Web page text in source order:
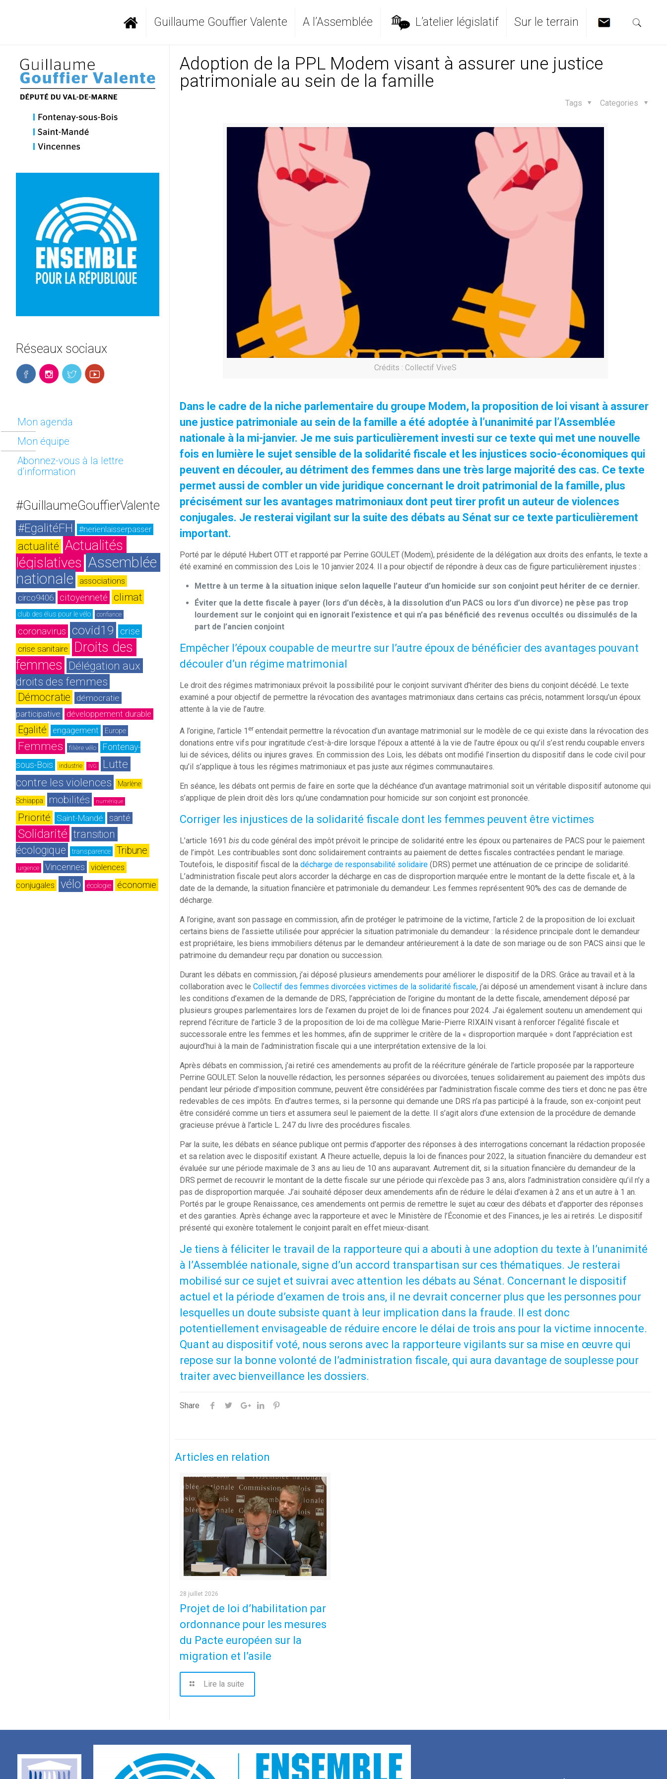
Guillaume Gouffier Valente A l’Assemblée L’atelier législatif Sur le terrain
Adoption de la PPL Modem visant à assurer une justice
patrimoniale au sein de la famille
Categories
Tags
Crédits : Collectif ViveS
Dans le cadre de la niche parlementaire du groupe Modem, la proposition de loi visant à assurer
une justice patrimoniale au sein de la famille a été adoptée à l’unanimité par l’Assemblée
nationale à la mi-janvier. Je me suis particulièrement investi sur ce texte qui met une nouvelle
fois en lumière le sujet sensible de la solidarité fiscale et les injustices socio-économiques qui
peuvent en découler, au détriment des femmes dans une très large majorité des cas. Ce texte
permet aussi de combler un vide juridique concernant le droit patrimonial de la famille, plus
précisément sur les avantages matrimoniaux dont peut tirer profit un auteur de violences
conjugales. Je resterai vigilant sur la suite des débats au Sénat sur ce texte particulièrement
important.
Porté par le député Hubert OTT et rapporté par Perrine GOULET (Modem), présidente de la délégation aux droits des enfants, le texte a
été examiné en commission des Lois le 10 janvier 2024. Il a pour objectif de répondre à deux cas de figure particulièrement injustes :
Mettre à un terme à la situation inique selon laquelle l’auteur d’un homicide sur son conjoint peut hériter de ce dernier.
Éviter que la dette fiscale à payer (lors d’un décès, à la dissolution d’un PACS ou lors d’un divorce) ne pèse pas trop
lourdement sur le conjoint qui en ignorait l’existence et qui n’a pas bénéficié des revenus occultés ou dissimulés de la
part de l’ancien conjoint
Empêcher l’époux coupable de meurtre sur l’autre époux de bénéficier des avantages pouvant
découler d’un régime matrimonial
Le droit des régimes matrimoniaux prévoit la possibilité pour le conjoint survivant d’hériter des biens du conjoint décédé. Le texte
examiné a pour objectif de permettre la révocation des avantages matrimoniaux dans certains cas précis, notamment lorsqu’un époux
attente à la vie de l’autre.
A l’origine, l’article 1 erentendait permettre la révocation d’un avantage matrimonial sur le modèle de ce qui existe dans la révocation des
donations entre vifs pour ingratitude c’est-à-dire lorsque l’époux a attenté à la vie de l’autre époux ou qu’il s’est rendu coupable envers
lui de sévices, délits ou injures graves. En commission des Lois, les débats ont modifié l’insertion du dispositif dans le code civil pour
qu’il s’applique à tous les régimes matrimoniaux et pas juste aux régimes communautaires.
En séance, les débats ont permis de faire en sorte que la déchéance d’un avantage matrimonial soit un véritable dispositif autonome qui
s’applique de plein droit dès lors qu’une condamnation pour homicide sur son conjoint est prononcée.
Corriger les injustices de la solidarité fiscale dont les femmes peuvent être victimes
L’article 1691 bisdu code général des impôt prévoit le principe de solidarité entre les époux ou partenaires de PACS pour le paiement
de l’impôt. Les contribuables sont donc solidairement contraints au paiement de dettes fiscales contractées pendant le mariage.
Toutefois, le dispositif fiscal de la décharge de responsabilité solidaire(DRS) permet une atténuation de ce principe de solidarité.
L’administration fiscale peut alors accorder la décharge en cas de disproportion marquée entre le montant de la dette fiscale et, à la
date de la demande, la situation financière et patrimoniale du demandeur. Les femmes représentent 90% des cas de demande de
décharge.
A l’origine, avant son passage en commission, afin de protéger le patrimoine de la victime, l’article 2 de la proposition de loi excluait
certains biens de l’assiette utilisée pour apprécier la situation patrimoniale du demandeur : la résidence principale dont le demandeur
est propriétaire, les biens immobiliers détenus par le demandeur antérieurement à la date de son mariage ou de son PACS ainsi que le
patrimoine du demandeur reçu par donation ou succession.
Durant les débats en commission, j’ai déposé plusieurs amendements pour améliorer le dispositif de la DRS. Grâce au travail et à la
collaboration avec le Collectif des femmes divorcées victimes de la solidarité fiscale, j’ai déposé un amendement visant à inclure dans
les conditions d’examen de la demande de DRS, l’appréciation de l’origine du montant de la dette fiscale, amendement déposé par
plusieurs groupes parlementaires lors de l’examen du projet de loi de finances pour 2024. J’ai également soutenu un amendement qui
reprend l’écriture de l’article 3 de la proposition de loi de ma collègue Marie-Pierre RIXAIN visant à renforcer l’égalité fiscale et
successorale entre les femmes et les hommes, afin de supprimer le critère de la « disproportion marquée » dont l’appréciation est
aujourd’hui à la main de l’administration fiscale qui a une interprétation extensive de la loi.
Après débats en commission, j’ai retiré ces amendements au profit de la réécriture générale de l’article proposée par la rapporteure
Perrine GOULET. Selon la nouvelle rédaction, les personnes séparées ou divorcées, tenues solidairement au paiement des impôts dus
pendant leur période d’imposition commune, peuvent être considérées par l’administration fiscale comme des tiers et donc ne pas être
redevables de ces impôts. En d’autres termes, si la personne qui demande une DRS n’a pas participé à la fraude, son ex-conjoint peut
être considéré comme un tiers et assumera seul le paiement de la dette. Il s’agit alors d’une extension de la procédure de demande
gracieuse prévue à l’article L. 247 du livre des procédures fiscales.
Par la suite, les débats en séance publique ont permis d’apporter des réponses à des interrogations concernant la rédaction proposée
et sa relation avec le dispositif existant. A l’heure actuelle, depuis la loi de finances pour 2022, la situation financière du demandeur est
évaluée sur une période maximale de 3 ans au lieu de 10 ans auparavant. Autrement dit, si la situation financière du demandeur de la
DRS permet de recouvrir le montant de la dette fiscale sur une période qui n’excède pas 3 ans, alors l’administration considère qu’il n’y a
pas de disproportion marquée. J’ai souhaité déposer deux amendements afin de réduire le délai d’examen à 2 ans et un autre à 1 an.
Portés par le groupe Renaissance, ces amendements ont permis de remettre le sujet au cœur des débats et d’apporter des réponses
et des garanties. Après échange avec la rapporteure et avec le Ministère de l’Économie et des Finances, je les ai retirés. Le dispositif
présenté qui exonère totalement le conjoint paraît en effet mieux-disant.
Je tiens à féliciter le travail de la rapporteure qui a abouti à une adoption du texte à l’unanimité
à l’Assemblée nationale, signe d’un accord transpartisan sur ces thématiques. Je resterai
mobilisé sur ce sujet et suivrai avec attention les débats au Sénat. Concernant le dispositif
actuel et la période d’examen de trois ans, il ne devrait concerner plus que les personnes pour
lesquelles un doute subsiste quant à leur implication dans la fraude. Il est donc
potentiellement envisageable de réduire encore le délai de trois ans pour la victime innocente.
Quant au dispositif voté, nous serons avec la rapporteure vigilants sur sa mise en œuvre qui
repose sur la bonne volonté de l’administration fiscale, qui aura davantage de souplesse pour
traiter avec bienveillance les dossiers.
Share
Articles en relation
28 juillet 2026
Projet de loi d’habilitation par
ordonnance pour les mesures
du Pacte européen sur la
migration et l’asile
Lire la suite
Réseaux sociaux
Mon agenda
Mon équipe
Abonnez-vous à la lettre
d’information
#GuillaumeGouffierValente
#EgalitéFH #nerienlaisserpasser
actualité Actualités
législatives Assemblée
nationale
associations
circo9406
citoyenneté climat
club des élus pour le vélo confiance
coronavirus covid19 crise
crise sanitaire
Droits des
femmes
Délégation aux
droits des femmes
Démocratie
démocratie
participative
développement durable
Egalité engagement Europe
Femmes filière vélo
Fontenay-
sous-Bois
industrie IVG
Lutte
contre les violences
Marlène
Schiappa mobilités numérique
Priorité Saint-Mandé santé
Solidarité transition
écologique
transparence Tribune
urgence Vincennes
violences
conjugales
vélo écologie économie